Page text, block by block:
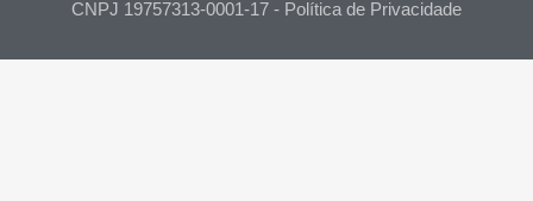
CNPJ 19757313-0001-17 - Política de Privacidade